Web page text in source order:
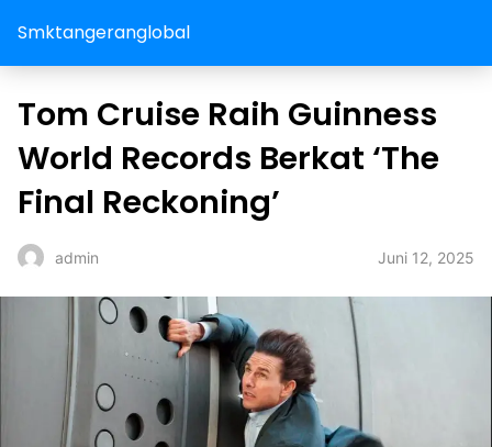
Smktangeranglobal
Tom Cruise Raih Guinness
World Records Berkat ‘The
Final Reckoning’
admin Juni 12, 2025